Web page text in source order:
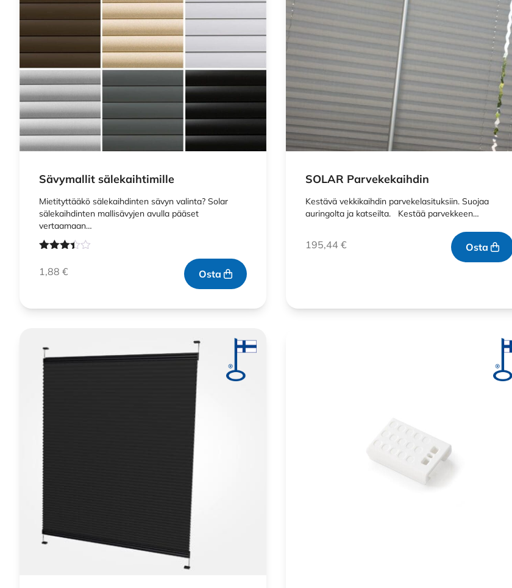
Sävymallit sälekaihtimille
Mietityttääkö sälekaihdinten sävyn valinta? Solar
sälekaihdinten mallisävyjen avulla pääset
vertaamaan…
tuotteesta:
3.33/ 5
1,88 € Osta
SOLAR Parvekekaihdin
Kestävä vekkikaihdin parvekelasituksiin. Suojaa
auringolta ja katseilta. Kestää parvekkeen…
195,44€ Osta